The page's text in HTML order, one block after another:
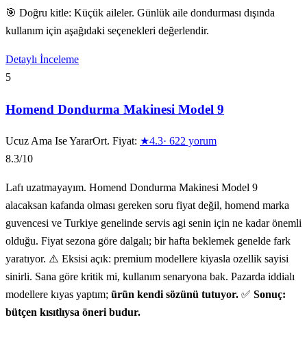
🎯 Doğru kitle: Küçük aileler. Günlük aile dondurması dışında
kullanım için aşağıdaki seçenekleri değerlendir.
Detaylı İnceleme
5
Homend Dondurma Makinesi Model 9
Ucuz Ama Ise YararOrt. Fiyat: ★4.3· 622 yorum
8.3/10
Lafı uzatmayayım. Homend Dondurma Makinesi Model 9
alacaksan kafanda olması gereken soru fiyat değil, homend marka
guvencesi ve Turkiye genelinde servis agi senin için ne kadar önemli
olduğu. Fiyat sezona göre dalgalı; bir hafta beklemek genelde fark
yaratıyor. ⚠️ Eksisi açık: premium modellere kiyasla ozellik sayisi
sinirli. Sana göre kritik mi, kullanım senaryona bak. Pazarda iddialı
modellere kıyas yaptım; ürün kendi sözünü tutuyor. ✅ Sonuç:
bütçen kısıtlıysa öneri budur.